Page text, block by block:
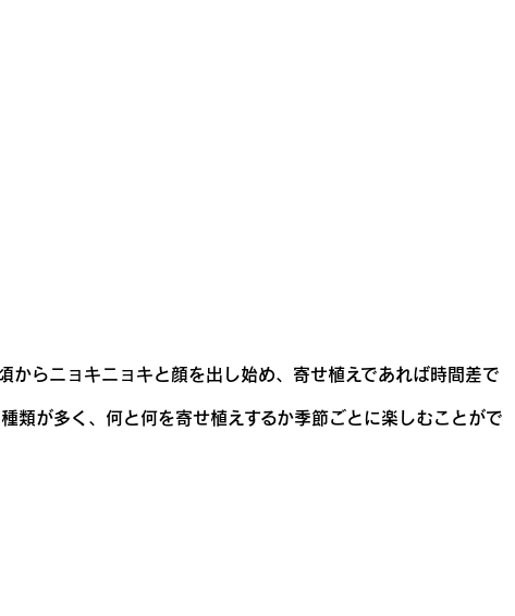
らニョキニョキと顔を出し始め、寄せ植えであれば時間差で
類が多く、何と何を寄せ植えするか季節ごとに楽しむことがで